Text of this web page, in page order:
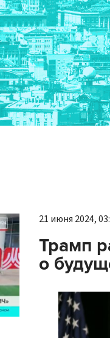
21 июня 2024,
Трамп
о